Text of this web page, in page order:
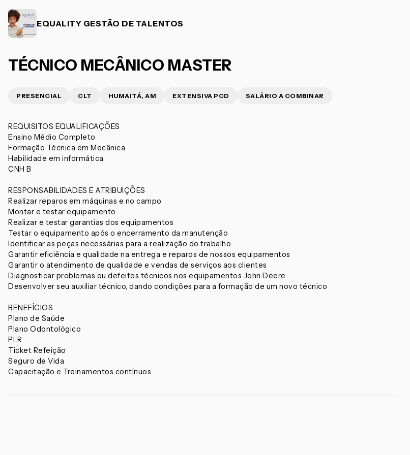
EQUALITY GESTÃO DE TALENTOS
TÉCNICO MECÂNICO MASTER
PRESENCIAL CLT HUMAITÁ, AM EXTENSIVA PCD SALÁRIO A COMBINAR
REQUISITOS EQUALIFICAÇÕES
Ensino Médio Completo
Formação Técnica em Mecânica
Habilidade em informática
CNH B
RESPONSABILIDADES E ATRIBUIÇÕES
Realizar reparos em máquinas e no campo
Montar e testar equipamento
Realizar e testar garantias dos equipamentos
Testar o equipamento após o encerramento da manutenção
Identificar as peças necessárias para a realização do trabalho
Garantir eficiência e qualidade na entrega e reparos de nossos equipamentos
Garantir o atendimento de qualidade e vendas de serviços aos clientes
Diagnosticar problemas ou defeitos técnicos nos equipamentos John Deere
Desenvolver seu auxiliar técnico, dando condições para a formação de um novo técnico
BENEFÍCIOS
Plano de Saúde
Plano Odontológico
PLR
Ticket Refeição
Seguro de Vida
Capacitação e Treinamentos contínuos